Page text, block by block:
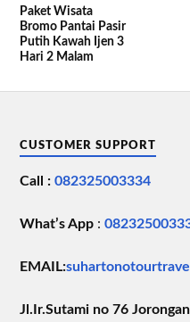
Paket Wisata
Bromo Pantai Pasir
Putih Kawah Ijen 3
Hari 2 Malam
CUSTOMER SUPPORT
Call :082325003334
What’s App :
EMAIL:
Jl.Ir.Sutami no 76